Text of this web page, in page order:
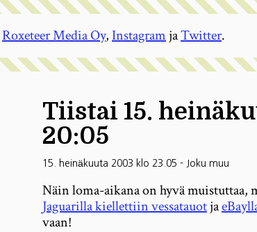
Tiistai 15.
20:05
15. heinäkuuta 2003 klo 23.05 - Joku muu
Näin loma-aikana on hyvä muistuttaa,
Jaguarilla kiellettiin vessatauotja
vaan!
Roxeteer Media Oy,InstagramjaTwitter.